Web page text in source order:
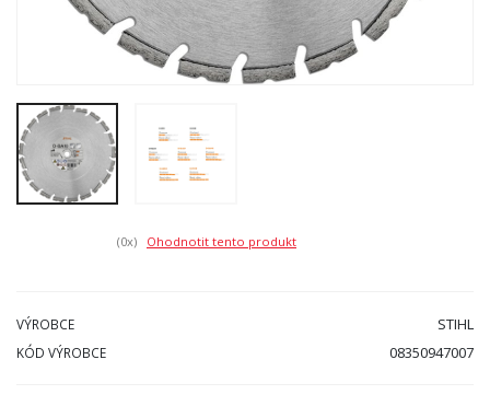
(0x) Ohodnotit tento produkt
VÝROBCE STIHL
KÓD VÝROBCE 08350947007